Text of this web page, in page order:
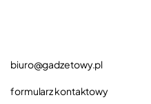
biuro@gadzetowy.pl
formularz kontaktowy